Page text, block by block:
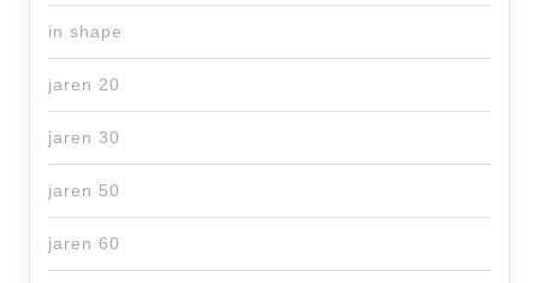
in shape
jaren 20
jaren 30
jaren 50
jaren 60